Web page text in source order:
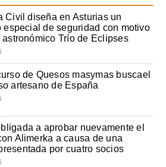
Civil diseña en Asturias un
especial de seguridad con motivo
Trío de Eclipses
de Quesos masymas buscael
artesano de España
a aprobar nuevamente el
Alimerka a causa de una
por cuatro socios